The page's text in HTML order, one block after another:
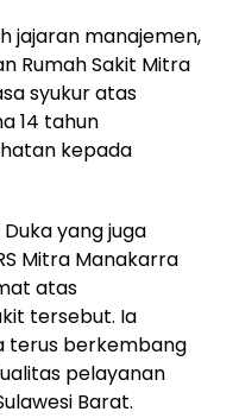
jajaran manajemen,
Rumah Sakit Mitra
syukur atas
14 tahun
kepada
yang juga
Mitra Manakarra
atas
tersebut. Ia
terus berkembang
pelayanan
Barat.